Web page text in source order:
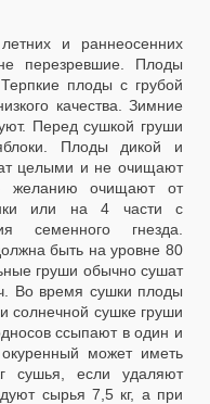
и раннеосенних
перезревшие. Плоды
плоды с грубой
качества. Зимние
Перед сушкой груши
Плоды дикой и
целыми и не очищают
желанию очищают от
или на 4 части с
семенного гнезда.
быть на уровне 80
груши обычно сушат
Во время сушки плоды
солнечной сушке груши
ссыпают в один и
может иметь
сушья, если удаляют
сырья 7,5 кг, а при